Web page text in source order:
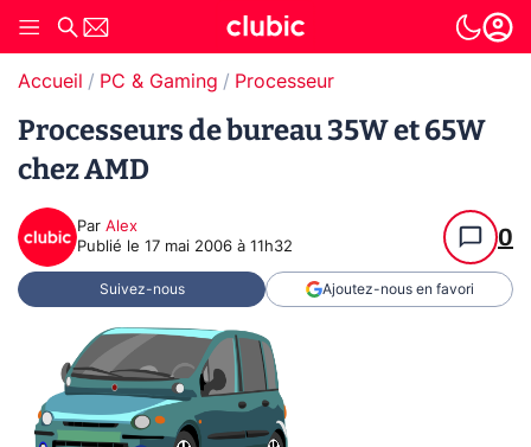
Accueil PC & Gaming Processeur
Processeurs de bureau 35W et 65W
chez AMD
Par Alex
Publié le 17 mai 2006 à 11h32 0
Suivez-nous Ajoutez-nous en favori